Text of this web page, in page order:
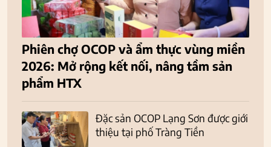
Phiên chợ OCOP và ẩm thực vùng miền
2026: Mở rộng kết nối, nâng tầm sản
phẩm HTX
Đặc sản OCOP Lạng Sơn được giới
thiệu tại phố Tràng Tiền